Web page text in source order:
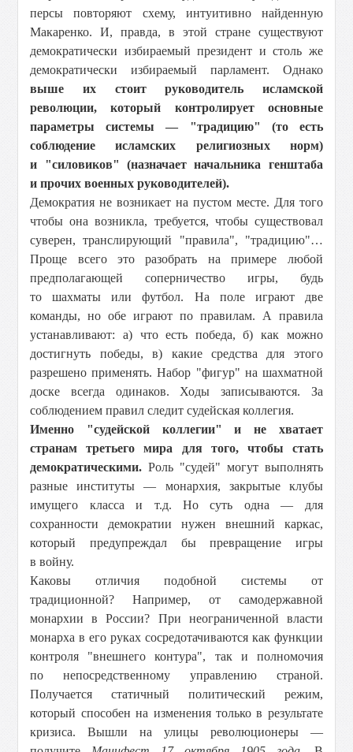
персы повторяют схему, интуитивно найденную
Макаренко. И, правда, в этой стране существуют
демократически избираемый президент и столь же
демократически избираемый парламент. Однако
выше их стоит руководитель исламской
революции, который контролирует основные
параметры системы — "традицию" (то есть
соблюдение исламских религиозных норм)
и "силовиков" (назначает начальника генштаба
и прочих военных руководителей).
Демократия не возникает на пустом месте. Для того
чтобы она возникла, требуется, чтобы существовал
суверен, транслирующий "правила", "традицию"…
Проще всего это разобрать на примере любой
предполагающей соперничество игры, будь
то шахматы или футбол. На поле играют две
команды, но обе играют по правилам. А правила
устанавливают: а) что есть победа, б) как можно
достигнуть победы, в) какие средства для этого
разрешено применять. Набор "фигур" на шахматной
доске всегда одинаков. Ходы записываются. За
соблюдением правил следит судейская коллегия.
Именно "судейской коллегии" и не хватает
странам третьего мира для того, чтобы стать
демократическими. Роль "судей" могут выполнять
разные институты — монархия, закрытые клубы
имущего класса и т.д. Но суть одна — для
сохранности демократии нужен внешний каркас,
который предупреждал бы превращение игры
в войну.
Каковы отличия подобной системы от
традиционной? Например, от самодержавной
монархии в России? При неограниченной власти
монарха в его руках сосредотачиваются как функции
контроля "внешнего контура", так и полномочия
по непосредственному управлению страной.
Получается статичный политический режим,
который способен на изменения только в результате
кризиса. Вышли на улицы революционеры —